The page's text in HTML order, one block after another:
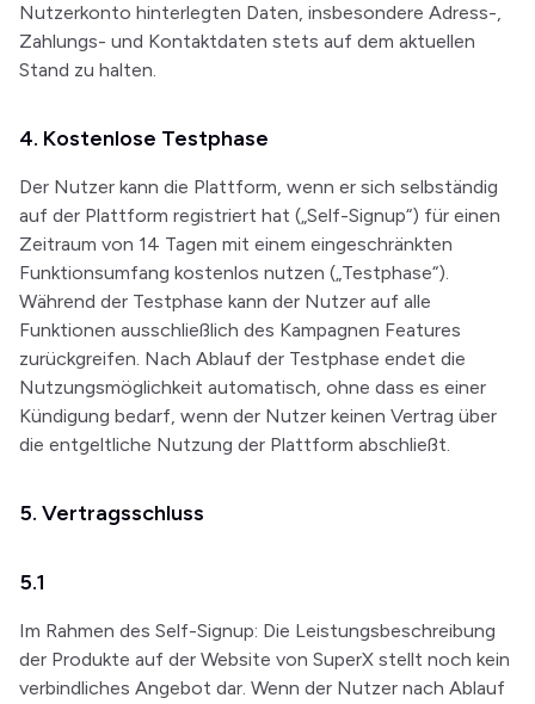
Nutzerkonto hinterlegten Daten, insbesondere Adress-,
Zahlungs- und Kontaktdaten stets auf dem aktuellen
Stand zu halten.
4. Kostenlose Testphase
Der Nutzer kann die Plattform, wenn er sich selbständig
auf der Plattform registriert hat („Self-Signup“) für einen
Zeitraum von 14 Tagen mit einem eingeschränkten
Funktionsumfang kostenlos nutzen („Testphase“).
Während der Testphase kann der Nutzer auf alle
Funktionen ausschließlich des Kampagnen Features
zurückgreifen. Nach Ablauf der Testphase endet die
Nutzungsmöglichkeit automatisch, ohne dass es einer
Kündigung bedarf, wenn der Nutzer keinen Vertrag über
die entgeltliche Nutzung der Plattform abschließt.
5. Vertragsschluss
5.1
Im Rahmen des Self-Signup: Die Leistungsbeschreibung
der Produkte auf der Website von SuperX stellt noch kein
verbindliches Angebot dar. Wenn der Nutzer nach Ablauf